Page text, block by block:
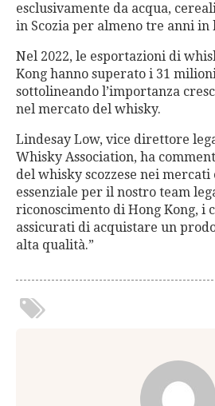
esclusivamente da acqua,
in Scozia per almeno tre anni
Nel 2022, le esportazioni di
Kong hanno superato i 31
sottolineando l’importanza
nel mercato del whisky.
Lindesay Low, vice direttore
Whisky Association, ha
del whisky scozzese nei mercati
essenziale per il nostro team
riconoscimento di Hong Kong, i
assicurati di acquistare un
alta qualità.”